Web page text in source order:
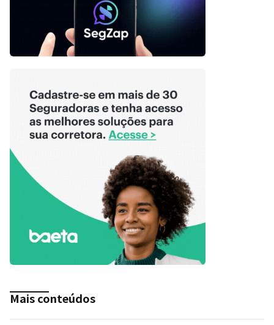
Mais conteúdos